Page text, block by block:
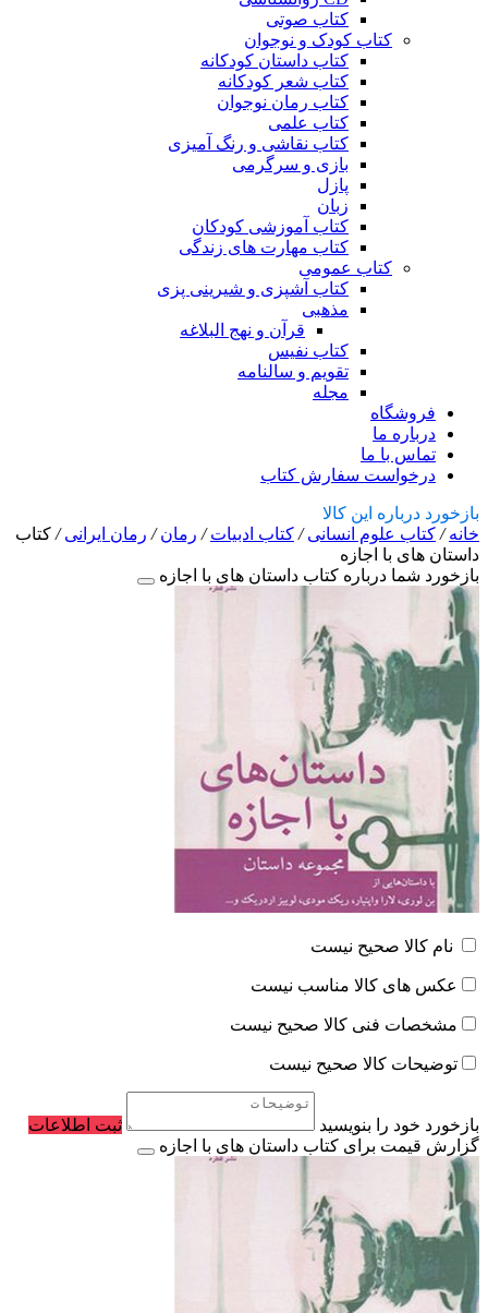
کتاب صوتی
کتاب کودک و نوجوان
کتاب داستان کودکانه
کتاب شعر کودکانه
کتاب رمان نوجوان
کتاب علمی
کتاب نقاشی و رنگ آمیزی
بازی و سرگرمی
پازل
زبان
کتاب آموزشی کودکان
کتاب مهارت های زندگی
کتاب عمومی
کتاب آشپزی و شیرینی پزی
مذهبی
قرآن و نهج البلاغه
کتاب نفیس
تقویم و سالنامه
مجله
فروشگاه
درباره ما
تماس با ما
درخواست سفارش کتاب
بازخورد درباره این کالا
خانه/ کتاب علوم انسانی/ کتاب ادبیات/ رمان/ رمان ایرانی/ کتاب
داستان های با اجازه
بازخورد شما درباره کتاب داستان های با اجازه
نام کالا صحیح نیست
عکس های کالا مناسب نیست
مشخصات فنی کالا صحیح نیست
توضیحات کالا صحیح نیست
بازخورد خود را بنویسید
ثبت اطلاعات
گزارش قیمت برای کتاب داستان های با اجازه